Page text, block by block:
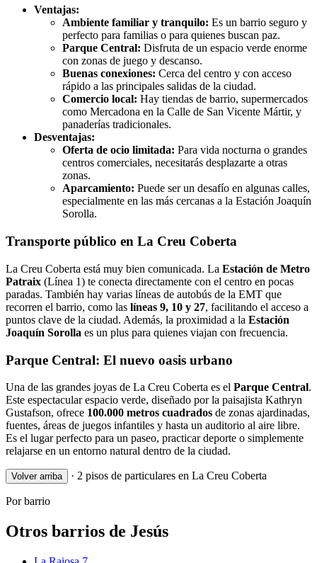
Ventajas:
Ambiente familiar y tranquilo: Es un barrio seguro y
perfecto para familias o para quienes buscan paz.
Parque Central: Disfruta de un espacio verde enorme
con zonas de juego y descanso.
Buenas conexiones: Cerca del centro y con acceso
rápido a las principales salidas de la ciudad.
Comercio local: Hay tiendas de barrio, supermercados
como Mercadona en la Calle de San Vicente Mártir, y
panaderías tradicionales.
Desventajas:
Oferta de ocio limitada: Para vida nocturna o grandes
centros comerciales, necesitarás desplazarte a otras
zonas.
Aparcamiento: Puede ser un desafío en algunas calles,
especialmente en las más cercanas a la Estación Joaquín
Sorolla.
Transporte público en La Creu Coberta
La Creu Coberta está muy bien comunicada. La Estación de Metro
Patraix (Línea 1) te conecta directamente con el centro en pocas
paradas. También hay varias líneas de autobús de la EMT que
recorren el barrio, como las líneas 9, 10 y 27, facilitando el acceso a
puntos clave de la ciudad. Además, la proximidad a la Estación
Joaquín Sorolla es un plus para quienes viajan con frecuencia.
Parque Central: El nuevo oasis urbano
Una de las grandes joyas de La Creu Coberta es el Parque Central.
Este espectacular espacio verde, diseñado por la paisajista Kathryn
Gustafson, ofrece 100.000 metros cuadrados de zonas ajardinadas,
fuentes, áreas de juegos infantiles y hasta un auditorio al aire libre.
Es el lugar perfecto para un paseo, practicar deporte o simplemente
relajarse en un entorno natural dentro de la ciudad.
Volver arriba · 2 pisos de particulares en La Creu Coberta
Por barrio
Otros barrios de Jesús